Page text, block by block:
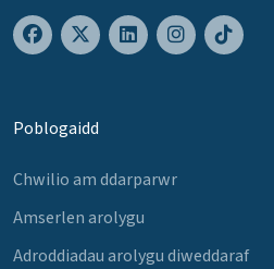
Poblogaidd
Chwilio am ddarparwr
Amserlen arolygu
Adroddiadau arolygu diweddaraf